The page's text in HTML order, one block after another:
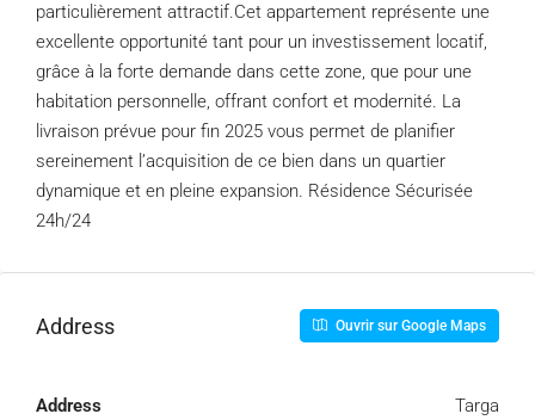
particulièrement attractif.Cet appartement représente une
excellente opportunité tant pour un investissement locatif,
grâce à la forte demande dans cette zone, que pour une
habitation personnelle, offrant confort et modernité. La
livraison prévue pour fin 2025 vous permet de planifier
sereinement l’acquisition de ce bien dans un quartier
dynamique et en pleine expansion. Résidence Sécurisée
24h/24
Address Ouvrir sur Google Maps
Address Targa